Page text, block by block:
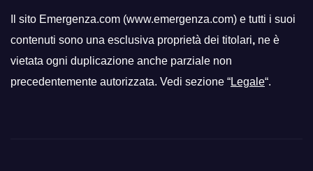
Il sito Emergenza.com (www.emergenza.com) e tutti i suoi
contenuti sono una esclusiva proprietà dei titolari, ne è
vietata ogni duplicazione anche parziale non
precedentemente autorizzata. Vedi sezione “Legale“.